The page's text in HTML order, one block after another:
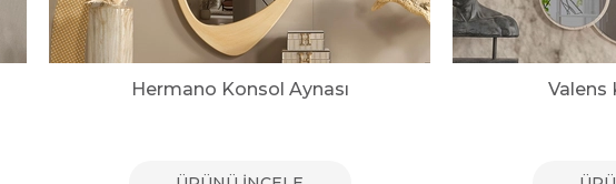
Hermano Konsol Aynası Valens